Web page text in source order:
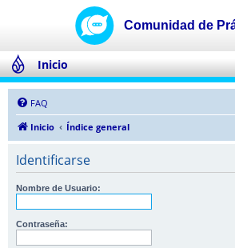
Inicio
FAQ
Inicio
Índice general
Identificarse
Nombre de Usuario:
Contraseña: